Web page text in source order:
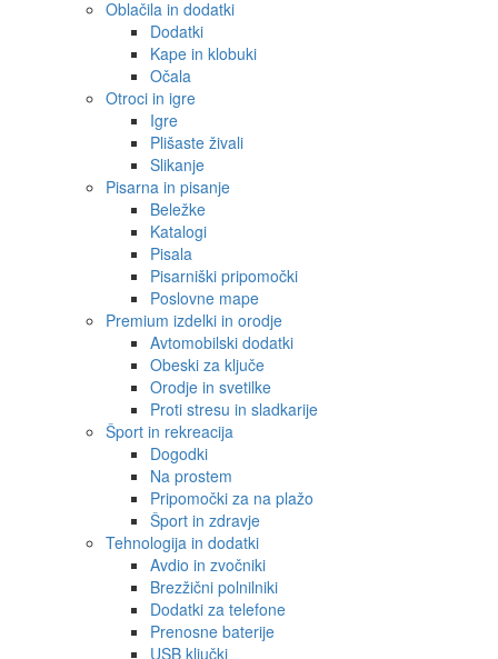
Oblačila in dodatki
Dodatki
Kape in klobuki
Očala
Otroci in igre
Igre
Plišaste živali
Slikanje
Pisarna in pisanje
Beležke
Katalogi
Pisala
Pisarniški pripomočki
Poslovne mape
Premium izdelki in orodje
Avtomobilski dodatki
Obeski za ključe
Orodje in svetilke
Proti stresu in sladkarije
Šport in rekreacija
Dogodki
Na prostem
Pripomočki za na plažo
Šport in zdravje
Tehnologija in dodatki
Avdio in zvočniki
Brezžični polnilniki
Dodatki za telefone
Prenosne baterije
USB ključki